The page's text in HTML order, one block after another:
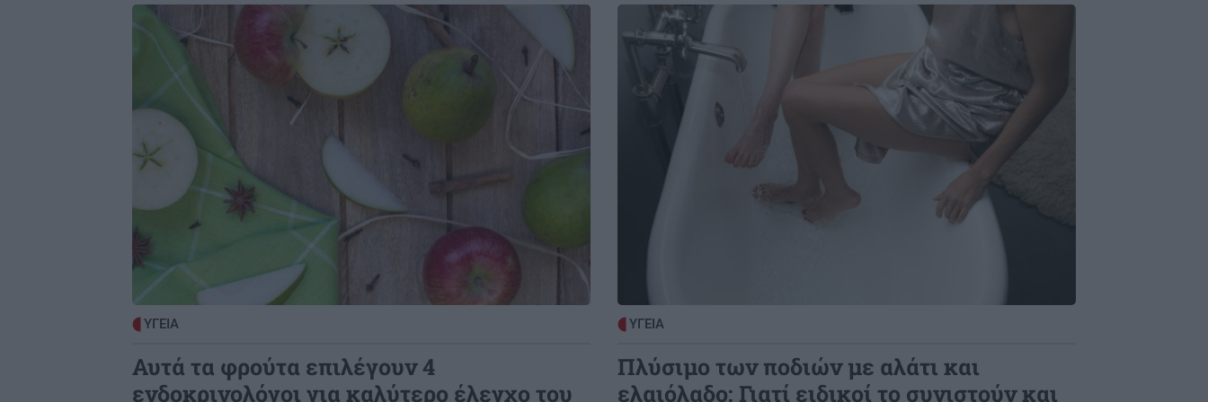
Image
ΥΓΕΙΑ
Αυτά τα φρούτα επιλέγουν 4
ενδοκρινολόγοι για καλύτερο έλεγχο του
ΥΓΕΙΑ
Πλύσιμο των ποδιών με αλάτι και
ελαιόλαδο: Γιατί ειδικοί το συνιστούν και